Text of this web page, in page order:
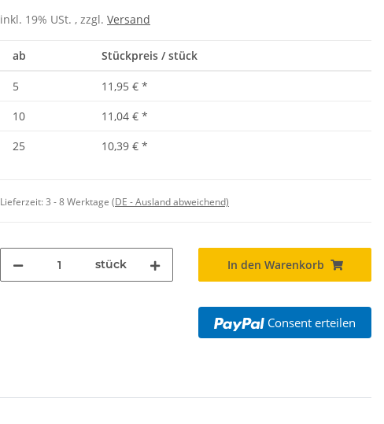
inkl. 19% USt. , zzgl. Versand
ab Stückpreis / stück
5 11,95 € *
10
11,04 € *
25
10,39 € *
Lieferzeit:3 - 8 Werktage (DE - Ausland abweichend)
stück In den Warenkorb
Consent erteilen